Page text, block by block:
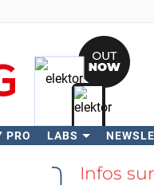
PRO LABS
RechercherInfos